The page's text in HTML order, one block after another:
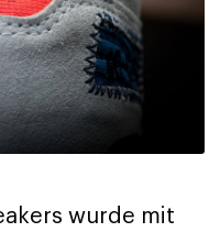
wurde mit